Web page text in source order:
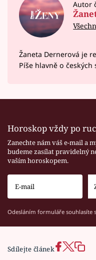
Autor
Žaneta Dernerová je
Píše hlavně o českých
Horoskop vždy po
Zanechte nám váš e-mail a
budeme zasílat pravidelný
vaším horoskopem.
Odesláním formuláře souhlasíte s
Sdílejte článek